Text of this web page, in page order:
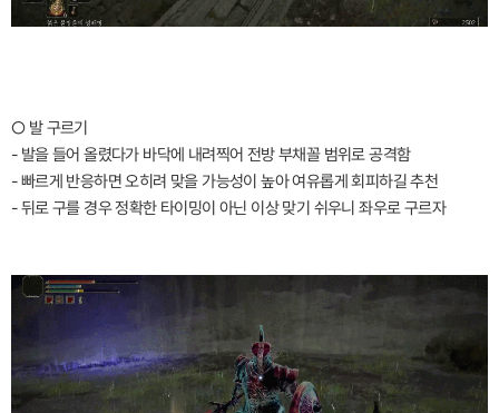
○ 발 구르기
- 발을 들어 올렸다가 바닥에 내려찍어 전방 부채꼴 범위로 공격함
- 빠르게 반응하면 오히려 맞을 가능성이 높아 여유롭게 회피하길 추천
- 뒤로 구를 경우 정확한 타이밍이 아닌 이상 맞기 쉬우니 좌우로 구르자